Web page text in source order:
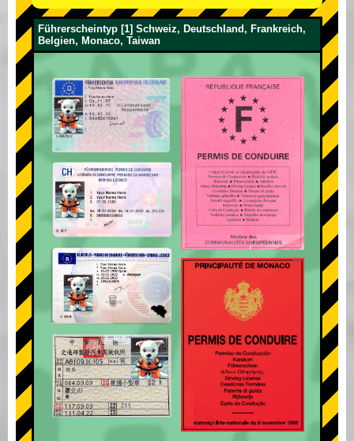
Führerscheintyp [1] Schweiz, Deutschland, Frankreich,
Belgien, Monaco, Taiwan